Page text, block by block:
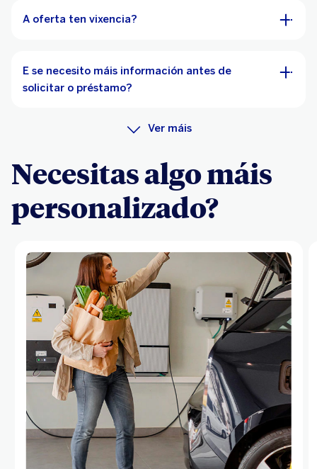
A oferta ten vixencia?
E se necesito máis información antes de
solicitar o préstamo?
Ver máis
Necesitas algo máis
personalizado?